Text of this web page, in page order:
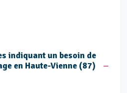
indiquant un besoin de
en Haute-Vienne (87)